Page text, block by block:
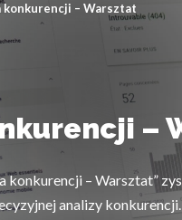
konkurencji – Warsztat
–
konkurencji – Warsztat”
analizy konkurencji.